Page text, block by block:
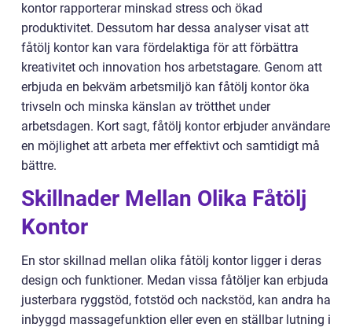
kontor rapporterar minskad stress och ökad
produktivitet. Dessutom har dessa analyser visat att
fåtölj kontor kan vara fördelaktiga för att förbättra
kreativitet och innovation hos arbetstagare. Genom att
erbjuda en bekväm arbetsmiljö kan fåtölj kontor öka
trivseln och minska känslan av trötthet under
arbetsdagen. Kort sagt, fåtölj kontor erbjuder användare
en möjlighet att arbeta mer effektivt och samtidigt må
bättre.
Skillnader Mellan Olika Fåtölj
Kontor
En stor skillnad mellan olika fåtölj kontor ligger i deras
design och funktioner. Medan vissa fåtöljer kan erbjuda
justerbara ryggstöd, fotstöd och nackstöd, kan andra ha
inbyggd massagefunktion eller even en ställbar lutning i